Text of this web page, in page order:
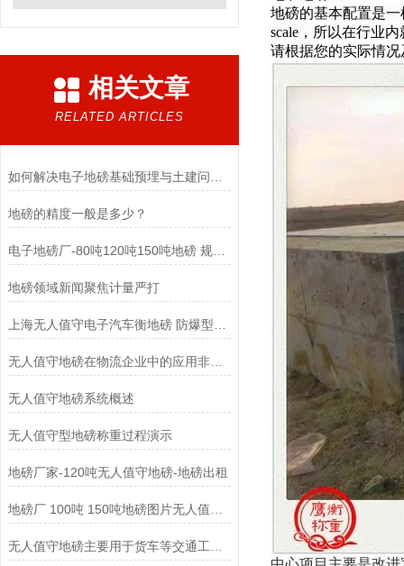
相关文章
RELATED ARTICLES
地磅的精度一般是多少？
电子地磅厂-80吨120吨150吨地磅 规格可定制
地磅领域新闻聚焦计量严打
无人值守地磅在物流企业中的应用非常广泛
无人值守地磅系统概述
无人值守型地磅称重过程演示
地磅厂家-120吨无人值守地磅-地磅出租
地磅的基本配置是
scale，所以在行业
请根据您的实际情